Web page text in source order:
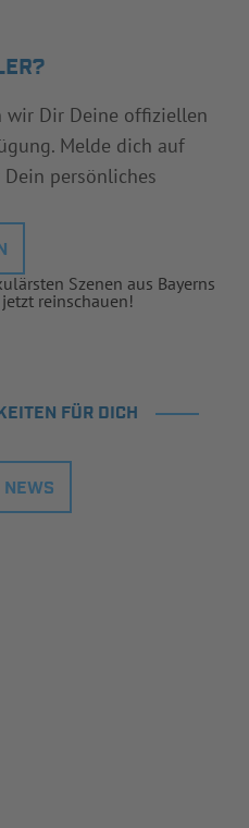
wir Dir Deine offiziellen
Melde dich auf
Dein persönliches
Szenen aus Bayerns
reinschauen!
FÜR DICH